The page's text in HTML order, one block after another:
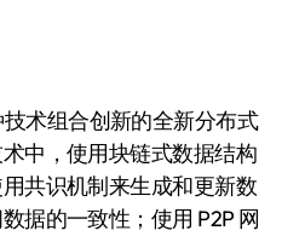
术组合创新的全新分布式
中，使用块链式数据结构
共识机制来生成和更新数
据的一致性；使用 P2P 网